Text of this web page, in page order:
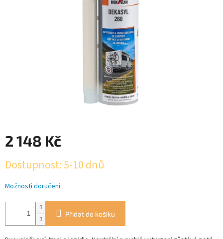
2 148 Kč
cena:
Dostupnost: 5-10 dnů
Možnosti doručení
Přidat do košíku